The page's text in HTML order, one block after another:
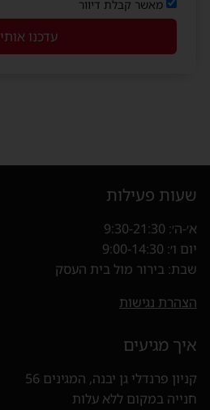
מאשר קבלת דיוור
עדכנו אותי
שעות פעילות
א׳-ה׳: 9:30-21:30
יום ו׳: 9:00-14:30
שבת: בירור מול בית העסק
הצהרת נגישות
איך מגיעים
קניון פרנדלי גן יבנה, המגינים 56
חנייה במקום ללא עלות